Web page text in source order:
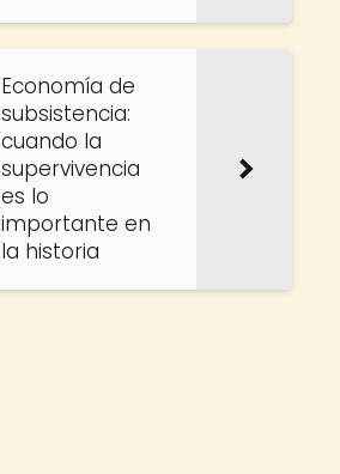
Economía de
subsistencia:
cuando la
supervivencia
es lo
importante en
la historia